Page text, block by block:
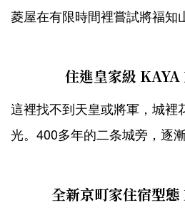
菱屋在有限時間裡嘗試將福知
住進皇家級 KAYA
這裡找不到天皇或將軍，城裡
光。400多年的二条城旁，逐
全新京町家住宿型態